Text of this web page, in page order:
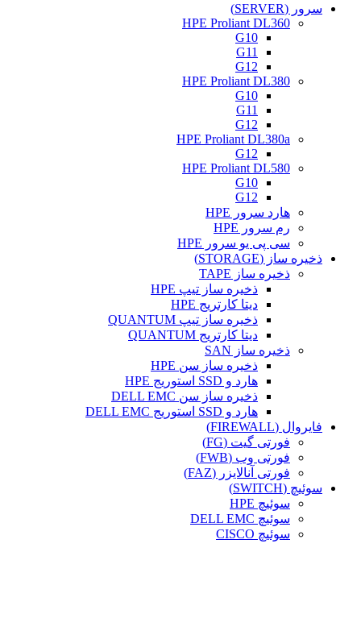
سرور (SERVER)
HPE Proliant DL360
G10
G11
G12
HPE Proliant DL380
G10
G11
G12
HPE Proliant DL380a
G12
HPE Proliant DL580
G10
G12
هارد سرور HPE
رم سرور HPE
سی پی یو سرور HPE
ذخیره ساز (STORAGE)
ذخیره ساز TAPE
ذخیره ساز تیپ HPE
دیتا کارتریج HPE
ذخیره ساز تیپ QUANTUM
دیتا کارتریج QUANTUM
ذخیره ساز SAN
ذخیره ساز سن HPE
هارد و SSD استوریج HPE
ذخیره ساز سن DELL EMC
هارد و SSD استوریج DELL EMC
فایروال (FIREWALL)
فورتی گیت (FG)
فورتی وب (FWB)
فورتی آنالایزر (FAZ)
سوئیچ (SWITCH)
سوئیچ HPE
سوئیچ DELL EMC
سوئیچ CISCO